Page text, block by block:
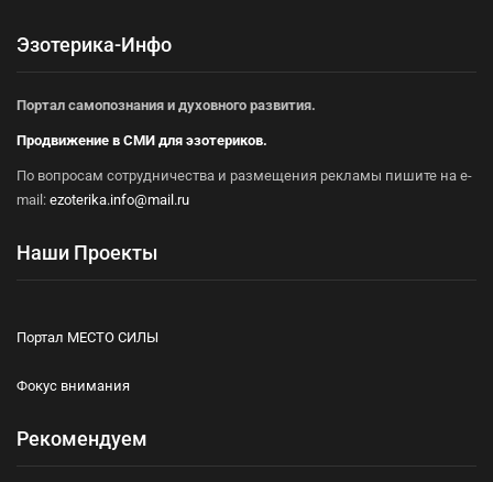
Эзотерика-Инфо
Портал самопознания и духовного развития.
Продвижение в СМИ для эзотериков.
По вопросам сотрудничества и размещения рекламы пишите на e-
mail: ezoterika.info@mail.ru
Наши Проекты
Портал МЕСТО СИЛЫ
Фокус внимания
Рекомендуем